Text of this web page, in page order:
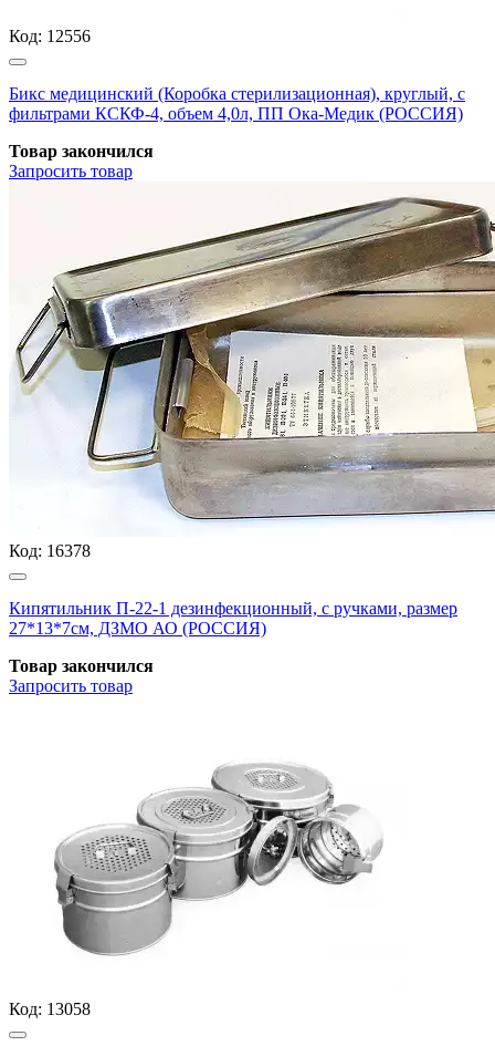
Код: 12556
Бикс медицинский (Коробка стерилизационная), круглый, с
фильтрами КСКФ-4, объем 4,0л, ПП Ока-Медик (РОССИЯ)
Товар закончился
Запросить товар
Код: 16378
Кипятильник П-22-1 дезинфекционный, с ручками, размер
27*13*7см, ДЗМО АО (РОССИЯ)
Товар закончился
Запросить товар
Код: 13058